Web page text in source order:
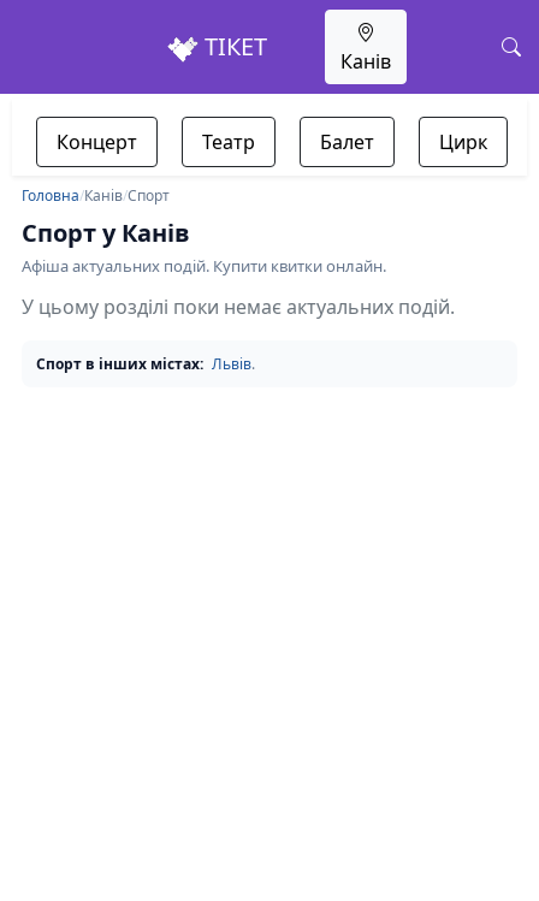
ТІКЕТ Канів
Концерт Театр Балет Цирк
Головна/Канів/Спорт
Спорт у Канів
Афіша актуальних подій. Купити квитки онлайн.
У цьому розділі поки немає актуальних подій.
Спорт в інших містах: Львів.